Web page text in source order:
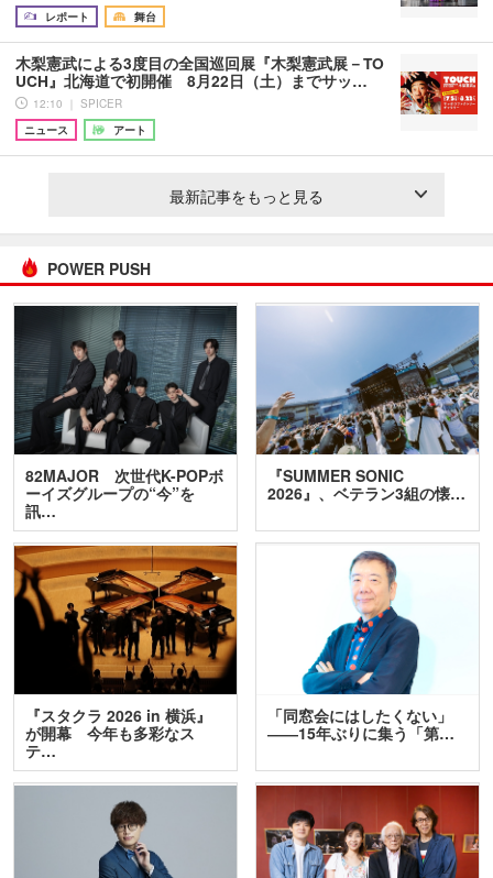
レポート
舞台
木梨憲武による3度目の全国巡回展『木梨憲武展－TO
UCH』北海道で初開催 8月22日（土）までサッ…
12:10 ｜ SPICER
ニュース
アート
最新記事をもっと見る
POWER PUSH
82MAJOR 次世代K-POPボ
ーイズグループの“今”を
訊…
『SUMMER SONIC
2026』、ベテラン3組の懐…
『スタクラ 2026 in 横浜』
が開幕 今年も多彩なス
テ…
「同窓会にはしたくない」
――15年ぶりに集う「第…